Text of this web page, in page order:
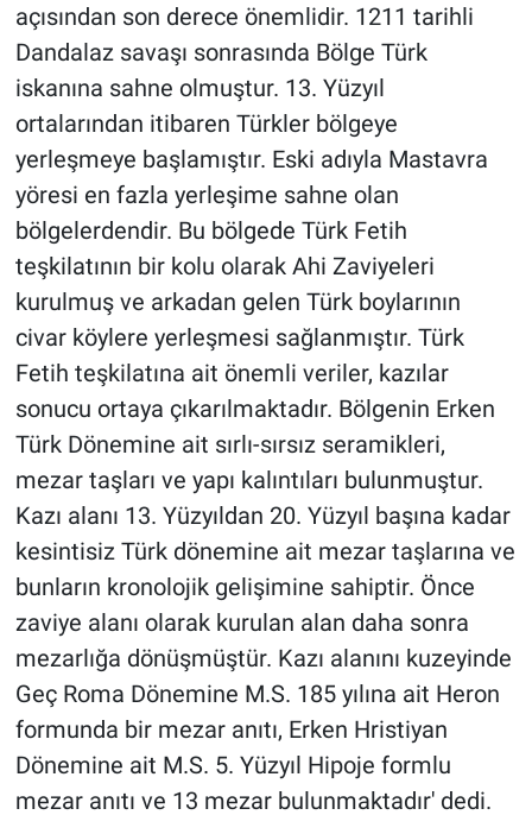
açısından son derece önemlidir. 1211 tarihli
Dandalaz savaşı sonrasında Bölge Türk
iskanına sahne olmuştur. 13. Yüzyıl
ortalarından itibaren Türkler bölgeye
yerleşmeye başlamıştır. Eski adıyla Mastavra
yöresi en fazla yerleşime sahne olan
bölgelerdendir. Bu bölgede Türk Fetih
teşkilatının bir kolu olarak Ahi Zaviyeleri
kurulmuş ve arkadan gelen Türk boylarının
civar köylere yerleşmesi sağlanmıştır. Türk
Fetih teşkilatına ait önemli veriler, kazılar
sonucu ortaya çıkarılmaktadır. Bölgenin Erken
Türk Dönemine ait sırlı-sırsız seramikleri,
mezar taşları ve yapı kalıntıları bulunmuştur.
Kazı alanı 13. Yüzyıldan 20. Yüzyıl başına kadar
kesintisiz Türk dönemine ait mezar taşlarına ve
bunların kronolojik gelişimine sahiptir. Önce
zaviye alanı olarak kurulan alan daha sonra
mezarlığa dönüşmüştür. Kazı alanını kuzeyinde
Geç Roma Dönemine M.S. 185 yılına ait Heron
formunda bir mezar anıtı, Erken Hristiyan
Dönemine ait M.S. 5. Yüzyıl Hipoje formlu
mezar anıtı ve 13 mezar bulunmaktadır' dedi.